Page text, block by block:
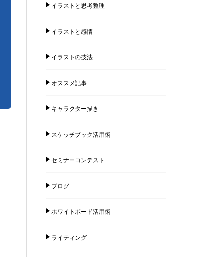
イラストと思考整理
イラストと感情
イラストの技法
オススメ記事
キャラクター描き
スケッチブック活用術
セミナーコンテスト
ブログ
ホワイトボード活用術
ライティング